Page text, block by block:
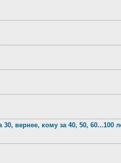
вернее, кому за 40, 50, 60...100